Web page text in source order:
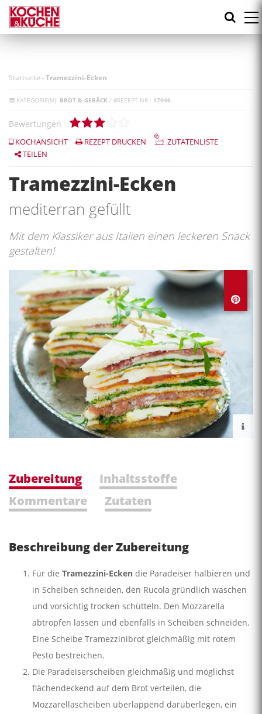
Direkt
zum
Inhalt
Startseite -Tramezzini-Ecken
KATEGORIE(N): BROT & GEBÄCK / #REZEPT-NR.: 17946
Bewertungen
KOCHANSICHT REZEPT DRUCKEN
ZUTATENLISTE
TEILEN
Tramezzini-Ecken
mediterran gefüllt
Mit dem Klassiker aus Italien einen leckeren Snack
gestalten!
Zubereitung
Inhaltsstoffe
Kommentare
Zutaten
Beschreibung der Zubereitung
Für die Tramezzini-Ecken die Paradeiser halbieren und
in Scheiben schneiden, den Rucola gründlich waschen
und vorsichtig trocken schütteln. Den Mozzarella
abtropfen lassen und ebenfalls in Scheiben schneiden.
Eine Scheibe Tramezzinibrot gleichmäßig mit rotem
Pesto bestreichen.
Die Paradeiserscheiben gleichmäßig und möglichst
flächendeckend auf dem Brot verteilen, die
Mozzarellascheiben überlappend darüberlegen, ein